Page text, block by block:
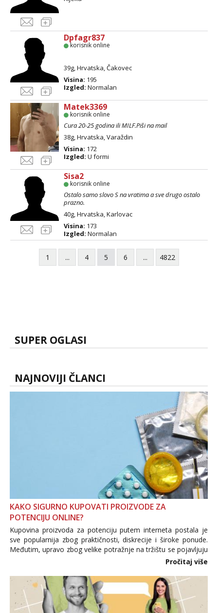
Dpfagr837
korisnik online
39g, Hrvatska, Čakovec
Visina: 195
Izgled: Normalan
Matek3369
korisnik online
Cura 20-25 godina ili MILF.Piši na mail
38g, Hrvatska, Varaždin
Visina: 172
Izgled: U formi
Sisa2
korisnik online
Ostalo samo slovo S na vratima a sve drugo ostalo
prazno.
40g, Hrvatska, Karlovac
Visina: 173
Izgled: Normalan
1 ... 4 5 6 ... 4822
SUPER OGLASI
NAJNOVIJI ČLANCI
KAKO SIGURNO KUPOVATI PROIZVODE ZA
POTENCIJU ONLINE?
Kupovina proizvoda za potenciju putem interneta postala je
sve popularnija zbog praktičnosti, diskrecije i široke ponude.
Međutim, upravo zbog velike potražnje na tržištu se pojavljuju
i brojni krivotvoreni proizvodi, nepouzdane internetske
Pročitaj više